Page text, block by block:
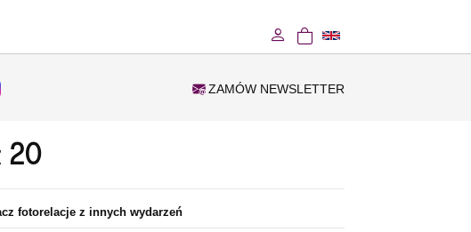
ZAMÓW NEWSLETTER
20
fotorelacje z innych wydarzeń